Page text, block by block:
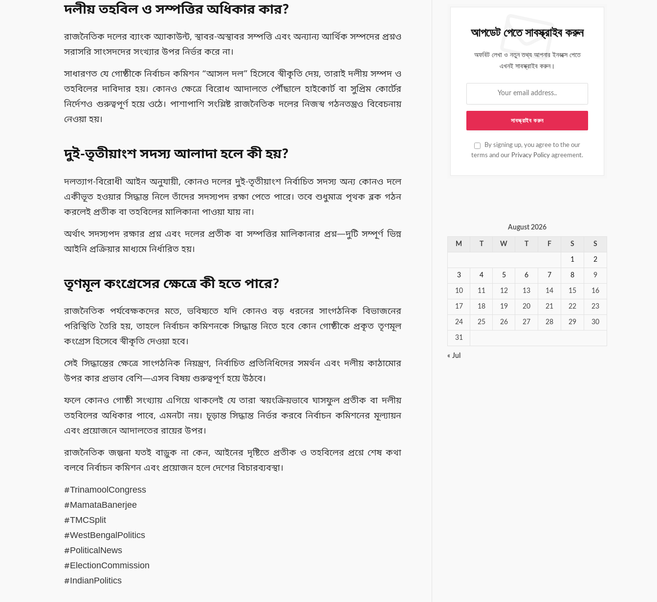
দলীয় তহবিল ও সম্পত্তির অধিকার কার?
রাজনৈতিক দলের ব্যাংক অ্যাকাউন্ট, স্থাবর-অস্থাবর সম্পত্তি এবং অন্যান্য আর্থিক সম্পদের প্রশ্নও
সরাসরি সাংসদদের সংখ্যার উপর নির্ভর করে না।
সাধারণত যে গোষ্ঠীকে নির্বাচন কমিশন “আসল দল” হিসেবে স্বীকৃতি দেয়, তারাই দলীয় সম্পদ ও
তহবিলের দাবিদার হয়। কোনও ক্ষেত্রে বিরোধ আদালতে পৌঁছালে হাইকোর্ট বা সুপ্রিম কোর্টের
নির্দেশও গুরুত্বপূর্ণ হয়ে ওঠে। পাশাপাশি সংশ্লিষ্ট রাজনৈতিক দলের নিজস্ব গঠনতন্ত্রও বিবেচনায়
নেওয়া হয়।
দুই-তৃতীয়াংশ সদস্য আলাদা হলে কী হয়?
দলত্যাগ-বিরোধী আইন অনুযায়ী, কোনও দলের দুই-তৃতীয়াংশ নির্বাচিত সদস্য অন্য কোনও দলে
একীভূত হওয়ার সিদ্ধান্ত নিলে তাঁদের সদস্যপদ রক্ষা পেতে পারে। তবে শুধুমাত্র পৃথক ব্লক গঠন
করলেই প্রতীক বা তহবিলের মালিকানা পাওয়া যায় না।
অর্থাৎ সদস্যপদ রক্ষার প্রশ্ন এবং দলের প্রতীক বা সম্পত্তির মালিকানার প্রশ্ন—দুটি সম্পূর্ণ ভিন্ন
আইনি প্রক্রিয়ার মাধ্যমে নির্ধারিত হয়।
তৃণমূল কংগ্রেসের ক্ষেত্রে কী হতে পারে?
রাজনৈতিক পর্যবেক্ষকদের মতে, ভবিষ্যতে যদি কোনও বড় ধরনের সাংগঠনিক বিভাজনের
পরিস্থিতি তৈরি হয়, তাহলে নির্বাচন কমিশনকে সিদ্ধান্ত নিতে হবে কোন গোষ্ঠীকে প্রকৃত তৃণমূল
কংগ্রেস হিসেবে স্বীকৃতি দেওয়া হবে।
সেই সিদ্ধান্তের ক্ষেত্রে সাংগঠনিক নিয়ন্ত্রণ, নির্বাচিত প্রতিনিধিদের সমর্থন এবং দলীয় কাঠামোর
উপর কার প্রভাব বেশি—এসব বিষয় গুরুত্বপূর্ণ হয়ে উঠবে।
ফলে কোনও গোষ্ঠী সংখ্যায় এগিয়ে থাকলেই যে তারা স্বয়ংক্রিয়ভাবে ঘাসফুল প্রতীক বা দলীয়
তহবিলের অধিকার পাবে, এমনটা নয়। চূড়ান্ত সিদ্ধান্ত নির্ভর করবে নির্বাচন কমিশনের মূল্যায়ন
এবং প্রয়োজনে আদালতের রায়ের উপর।
রাজনৈতিক জল্পনা যতই বাড়ুক না কেন, আইনের দৃষ্টিতে প্রতীক ও তহবিলের প্রশ্নে শেষ কথা
বলবে নির্বাচন কমিশন এবং প্রয়োজন হলে দেশের বিচারব্যবস্থা।
#TrinamoolCongress
#MamataBanerjee
#TMCSplit
#WestBengalPolitics
#PoliticalNews
#ElectionCommission
#IndianPolitics
আপডেট পেতে সাবস্ক্রাইব করুন
অফবিট লেখা ও নতুন তথ্য আপনার ইনবক্সে পেতে
এখনই সাবস্ক্রাইব করুন।
By signing up, you agree to the our
terms and our Privacy Policy agreement.
August 2026
M W F S S
1 2
3 4 5 6 7 8 9
10 11 12 13 14 15 16
17 18 19 20 21 22 23
24 25 26 27 28 29 30
31
« Jul